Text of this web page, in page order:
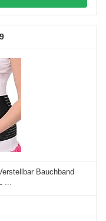
9
Bauchband